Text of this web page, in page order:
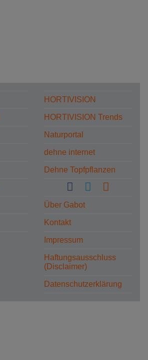
HORTIVISION
HORTIVISION Trends
Naturportal
dehne internet
Dehne Topfpflanzen
Über Gabot
Kontakt
Impressum
Haftungsausschluss
(Disclaimer)
Datenschutzerklärung